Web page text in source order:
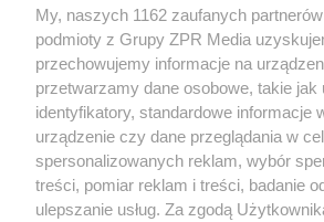
My, naszych 1162 zaufanych
podmioty z Grupy ZPR Media
przechowujemy informacje na
przetwarzamy dane osobowe, takie jak
identyfikatory, standardowe informacje
urządzenie czy dane przeglądania w
spersonalizowanych reklam, wybór
treści, pomiar reklam i treści, badanie
ulepszanie usług. Za zgodą